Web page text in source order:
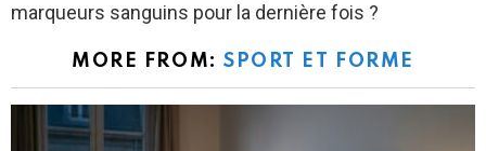
marqueurs sanguins pour la dernière fois ?
MORE FROM:SPORT ET FORME